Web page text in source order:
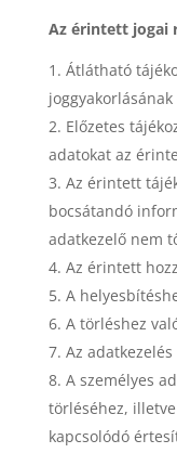
Az érintett jogai
Átlátható
Előzetes
adatokat az
Az érintett
bocsátandó
adatkezelő nem
Az érintett
A
A törléshez
Az
A személyes
törléséhez,
kapcsolódó